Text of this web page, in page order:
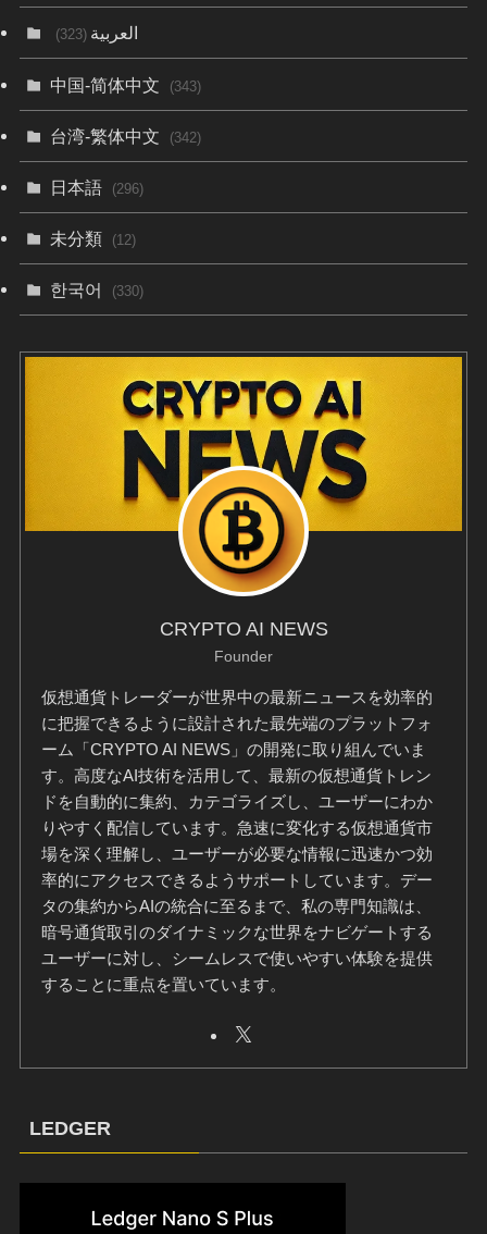
العربية(323)
中国-简体中文 (343)
台湾-繁体中文 (342)
日本語 (296)
未分類 (12)
한국어 (330)
CRYPTO AI NEWS
Founder
仮想通貨トレーダーが世界中の最新ニュースを効率的
に把握できるように設計された最先端のプラットフォ
ーム「CRYPTO AI NEWS」の開発に取り組んでいま
す。高度なAI技術を活用して、最新の仮想通貨トレン
ドを自動的に集約、カテゴライズし、ユーザーにわか
りやすく配信しています。急速に変化する仮想通貨市
場を深く理解し、ユーザーが必要な情報に迅速かつ効
率的にアクセスできるようサポートしています。デー
タの集約からAIの統合に至るまで、私の専門知識は、
暗号通貨取引のダイナミックな世界をナビゲートする
ユーザーに対し、シームレスで使いやすい体験を提供
することに重点を置いています。
LEDGER